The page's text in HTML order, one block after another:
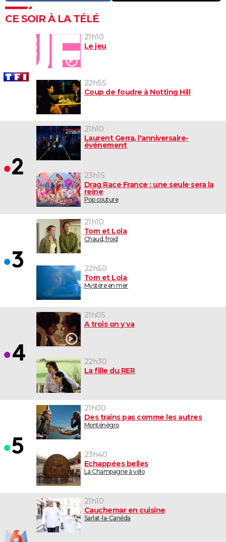
CE SOIR À LA TÉLÉ
21h10
Le jeu
22h55
Coup de foudre à Notting Hill
21h10
Laurent Gerra, l'anniversaire-
événement
23h15
Drag Race France : une seule sera la
reine
Pop couture
21h10
Tom et Lola
Chaud, froid
22h50
Tom et Lola
Mystère en mer
21h05
A trois on y va
22h30
La fille du RER
21h00
Des trains pas comme les autres
Monténégro
23h40
Echappées belles
La Champagne à vélo
21h10
Cauchemar en cuisine
Sarlat-la-Canéda